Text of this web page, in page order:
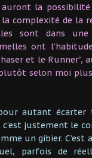
auront la
complexité de la
sont dans une
ont
et le Runner",
selon moi
autant écarter
c’est justement le
un gibier.
parfois de